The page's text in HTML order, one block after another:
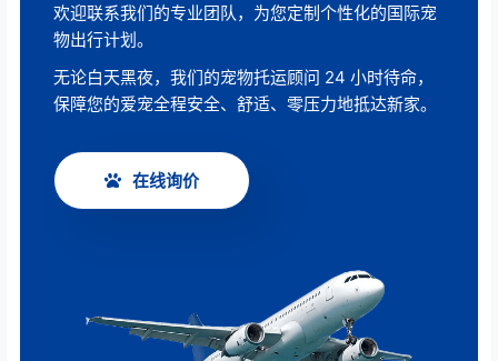
欢迎联系我们的专业团队，为您定制个性化的国际宠
物出行计划。
无论白天黑夜，我们的宠物托运顾问 24 小时待命，
保障您的爱宠全程安全、舒适、零压力地抵达新家。
在线询价